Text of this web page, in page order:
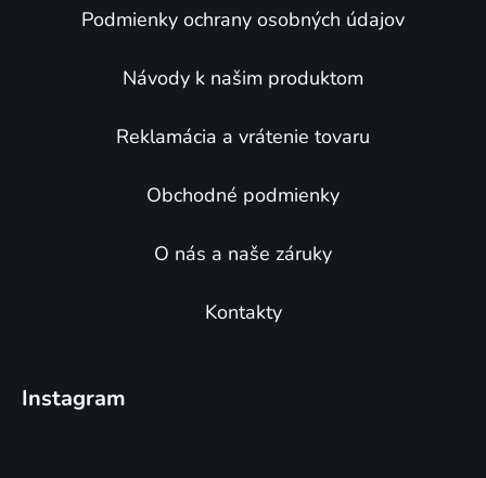
Podmienky ochrany osobných údajov
Návody k našim produktom
Reklamácia a vrátenie tovaru
Obchodné podmienky
O nás a naše záruky
Kontakty
Instagram